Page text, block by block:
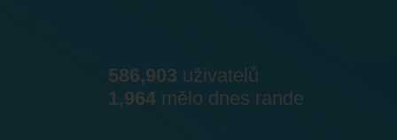
586,903 uživatelů
1,964 mělo dnes rande